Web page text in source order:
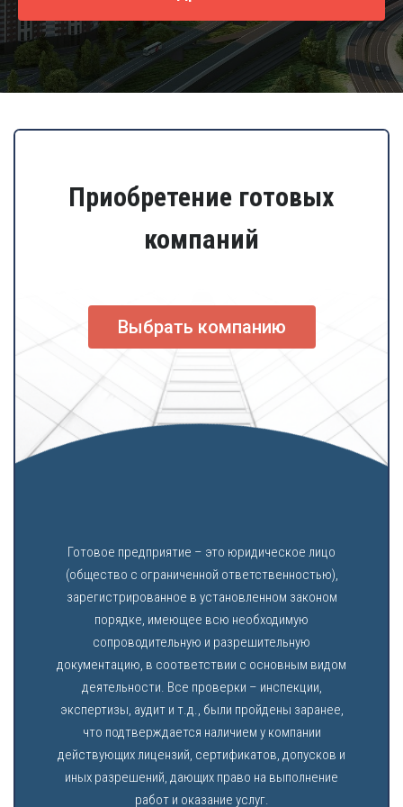
Приобретение готовых
компаний
Выбрать компанию
Готовое предприятие – это юридическое лицо
(общество с ограниченной ответственностью),
зарегистрированное в установленном законом
порядке, имеющее всю необходимую
сопроводительную и разрешительную
документацию, в соответствии с основным видом
деятельности. Все проверки – инспекции,
экспертизы, аудит и т.д., были пройдены заранее,
что подтверждается наличием у компании
действующих лицензий, сертификатов, допусков и
иных разрешений, дающих право на выполнение
работ и оказание услуг.